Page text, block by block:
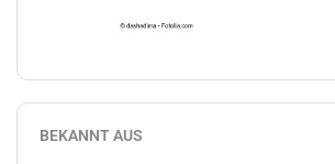
BEKANNT AUS